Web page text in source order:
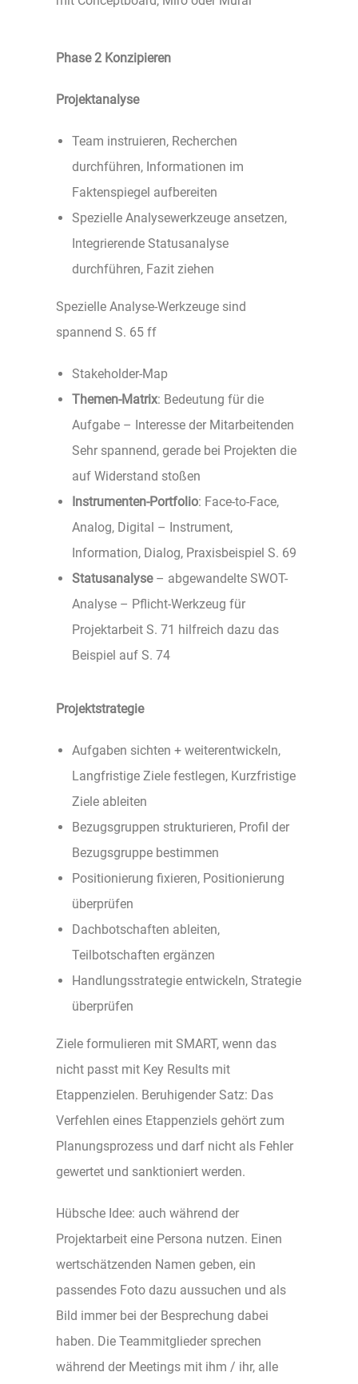
Phase 2 Konzipieren
Projektanalyse
Team instruieren, Recherchen
durchführen, Informationen im
Faktenspiegel aufbereiten
Spezielle Analysewerkzeuge ansetzen,
Integrierende Statusanalyse
durchführen, Fazit ziehen
Spezielle Analyse-Werkzeuge sind
spannend S. 65 ff
Stakeholder-Map
Themen-Matrix: Bedeutung für die
Aufgabe – Interesse der Mitarbeitenden
Sehr spannend, gerade bei Projekten die
auf Widerstand stoßen
Instrumenten-Portfolio: Face-to-Face,
Analog, Digital – Instrument,
Information, Dialog, Praxisbeispiel S. 69
Statusanalyse – abgewandelte SWOT-
Analyse – Pflicht-Werkzeug für
Projektarbeit S. 71 hilfreich dazu das
Beispiel auf S. 74
Projektstrategie
Aufgaben sichten + weiterentwickeln,
Langfristige Ziele festlegen, Kurzfristige
Ziele ableiten
Bezugsgruppen strukturieren, Profil der
Bezugsgruppe bestimmen
Positionierung fixieren, Positionierung
überprüfen
Dachbotschaften ableiten,
Teilbotschaften ergänzen
Handlungsstrategie entwickeln, Strategie
überprüfen
Ziele formulieren mit SMART, wenn das
nicht passt mit Key Results mit
Etappenzielen. Beruhigender Satz: Das
Verfehlen eines Etappenziels gehört zum
Planungsprozess und darf nicht als Fehler
gewertet und sanktioniert werden.
Hübsche Idee: auch während der
Projektarbeit eine Persona nutzen. Einen
wertschätzenden Namen geben, ein
passendes Foto dazu aussuchen und als
Bild immer bei der Besprechung dabei
haben. Die Teammitglieder sprechen
während der Meetings mit ihm / ihr, alle